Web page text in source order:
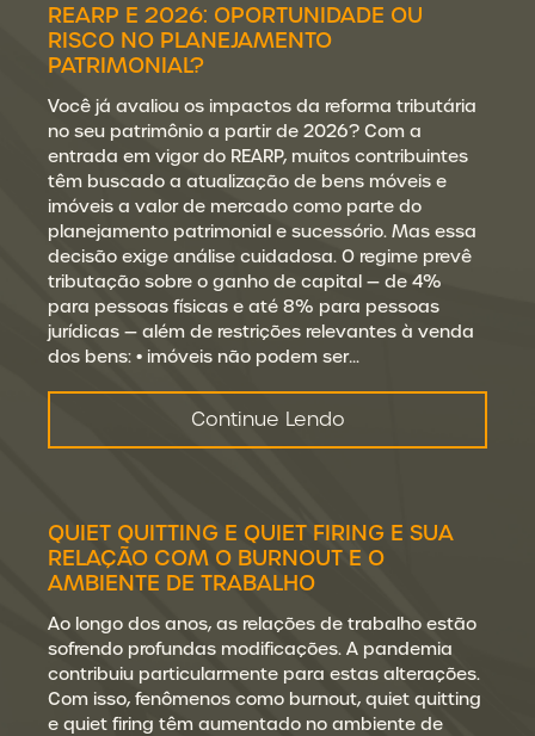
REARP E 2026: OPORTUNIDADE OU
RISCO NO PLANEJAMENTO
PATRIMONIAL?
Você já avaliou os impactos da reforma tributária
no seu patrimônio a partir de 2026? Com a
entrada em vigor do REARP, muitos contribuintes
têm buscado a atualização de bens móveis e
imóveis a valor de mercado como parte do
planejamento patrimonial e sucessório. Mas essa
decisão exige análise cuidadosa. O regime prevê
tributação sobre o ganho de capital — de 4%
para pessoas físicas e até 8% para pessoas
jurídicas — além de restrições relevantes à venda
dos bens: • imóveis não podem ser…
Continue Lendo
QUIET QUITTING E QUIET FIRING E SUA
RELAÇÃO COM O BURNOUT E O
AMBIENTE DE TRABALHO
Ao longo dos anos, as relações de trabalho estão
sofrendo profundas modificações. A pandemia
contribuiu particularmente para estas alterações.
Com isso, fenômenos como burnout, quiet quitting
e quiet firing têm aumentado no ambiente de